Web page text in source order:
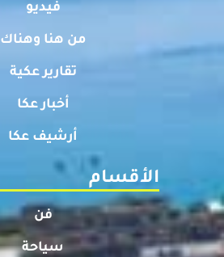
فيديو
من هنا وهناك
تقارير عكية
أخبار عكا
أرشيف عكا
الأقسام
فن
سياحة